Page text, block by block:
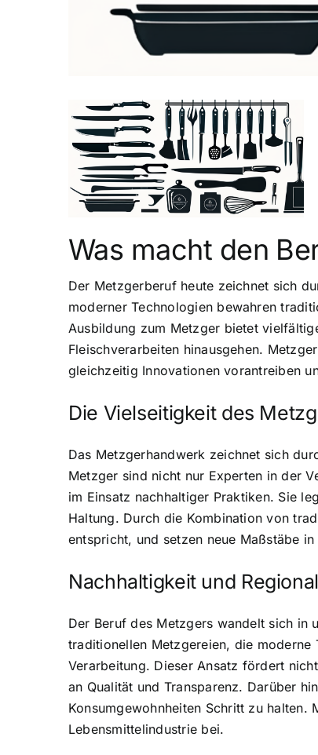
Was macht den
Der Metzgerberuf heute zeichnet sich
moderner Technologien bewahren
Ausbildung zum Metzger bietet
Fleischverarbeiten hinausgehen.
gleichzeitig Innovationen vorantreiben
Die Vielseitigkeit des
Das Metzgerhandwerk zeichnet sich
Metzger sind nicht nur Experten in der
im Einsatz nachhaltiger Praktiken. Sie
Haltung. Durch die Kombination von
entspricht, und setzen neue Maßstäbe in
Nachhaltigkeit und
Der Beruf des Metzgers wandelt sich in
traditionellen Metzgereien, die
Verarbeitung. Dieser Ansatz fördert
an Qualität und Transparenz. Darüber
Konsumgewohnheiten Schritt zu
Lebensmittelindustrie bei.